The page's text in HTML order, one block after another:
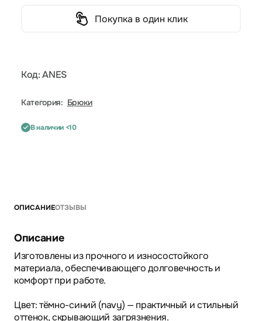
Покупка в один клик
Код: ANES
Категория: Брюки
В наличии <10
ОПИСАНИЕОТЗЫВЫ
Описание
Изготовлены из прочного и износостойкого
материала, обеспечивающего долговечность и
комфорт при работе.
Цвет: тёмно-синий (navy) — практичный и стильный
оттенок, скрывающий загрязнения.